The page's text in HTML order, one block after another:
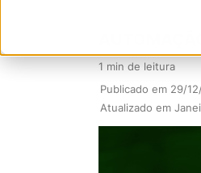
1 min de leitura
Publicado em 29/
Atualizado em